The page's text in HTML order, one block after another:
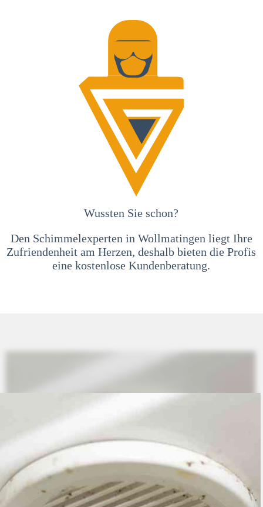
Wussten Sie schon?
Den Schimmelexperten in Wollmatingen liegt Ihre
Zufriendenheit am Herzen, deshalb bieten die Profis
eine kostenlose Kundenberatung.